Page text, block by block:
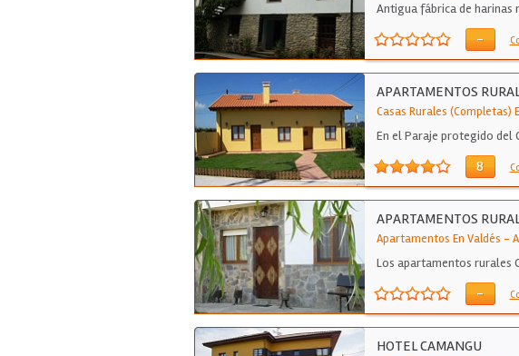
Antigua fábrica de harinas
-
APARTAMENTOS
Casas Rurales (Completas)
En el Paraje protegido del
8
APARTAMENTOS
Apartamentos En Valdés -
Los apartamentos rurales
-
HOTEL CAMANGU